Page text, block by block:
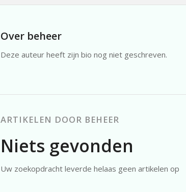
Over beheer
Deze auteur heeft zijn bio nog niet geschreven.
ARTIKELEN DOOR BEHEER
Niets gevonden
Uw zoekopdracht leverde helaas geen artikelen op